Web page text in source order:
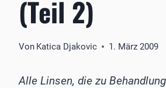
(Teil 2)
Von Katica Djakovic 1. März 2009
Alle Linsen, die zu